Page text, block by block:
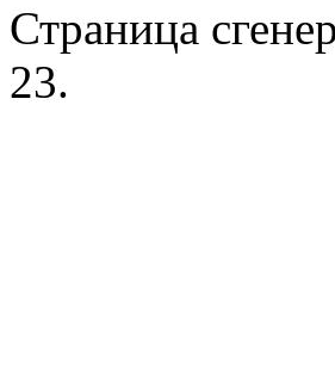
Страница
23.